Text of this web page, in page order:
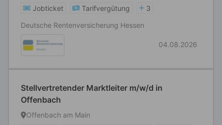
Jobticket
Tarifvergütung
3
Deutsche Rentenversicherung Hessen
04.08.2026
Stellvertretender Marktleiter m/w/d in
Offenbach
Offenbach am Main